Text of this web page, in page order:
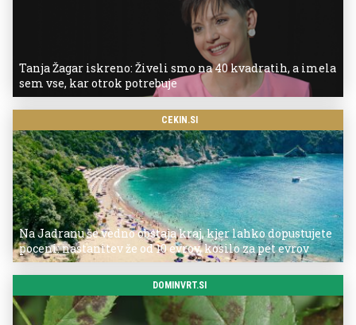
Tanja Žagar iskreno: Živeli smo na 40 kvadratih, a imela
sem vse, kar otrok potrebuje
CEKIN.SI
Na Jadranu še vedno obstaja kraj, kjer lahko dopustujete
poceni: nastanitev že od 10 evrov, kosilo za pet evrov
DOMINVRT.SI